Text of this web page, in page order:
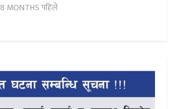
8 MONTHS पहिले